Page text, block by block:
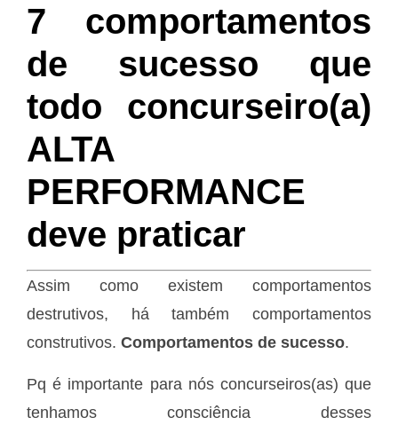
7 comportamentos
de sucesso que
todo concurseiro(a)
ALTA
PERFORMANCE
deve praticar
Assim como existem comportamentos
destrutivos, há também comportamentos
construtivos. Comportamentos de sucesso.
Pq é importante para nós concurseiros(as) que
tenhamos consciência desses